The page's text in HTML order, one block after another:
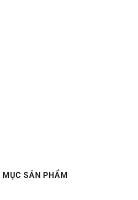
MỤC SẢN PHẨM